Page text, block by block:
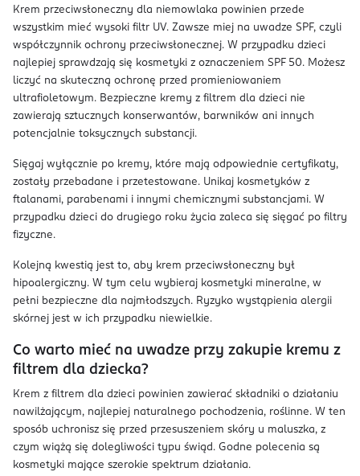
Krem przeciwsłoneczny dla niemowlaka powinien przede
wszystkim mieć wysoki filtr UV. Zawsze miej na uwadze SPF, czyli
współczynnik ochrony przeciwsłonecznej. W przypadku dzieci
najlepiej sprawdzają się kosmetyki z oznaczeniem SPF 50. Możesz
liczyć na skuteczną ochronę przed promieniowaniem
ultrafioletowym. Bezpieczne kremy z filtrem dla dzieci nie
zawierają sztucznych konserwantów, barwników ani innych
potencjalnie toksycznych substancji.
Sięgaj wyłącznie po kremy, które mają odpowiednie certyfikaty,
zostały przebadane i przetestowane. Unikaj kosmetyków z
ftalanami, parabenami i innymi chemicznymi substancjami. W
przypadku dzieci do drugiego roku życia zaleca się sięgać po filtry
fizyczne.
Kolejną kwestią jest to, aby krem przeciwsłoneczny był
hipoalergiczny. W tym celu wybieraj kosmetyki mineralne, w
pełni bezpieczne dla najmłodszych. Ryzyko wystąpienia alergii
skórnej jest w ich przypadku niewielkie.
Co warto mieć na uwadze przy zakupie kremu z
filtrem dla dziecka?
Krem z filtrem dla dzieci powinien zawierać składniki o działaniu
nawilżającym, najlepiej naturalnego pochodzenia, roślinne. W ten
sposób uchronisz się przed przesuszeniem skóry u maluszka, z
czym wiążą się dolegliwości typu świąd. Godne polecenia są
kosmetyki mające szerokie spektrum działania.